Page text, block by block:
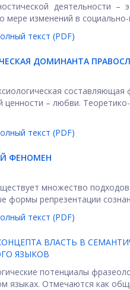
деятельности
изменений в социально-
текст (PDF)
ДОМИНАНТА
ценности – любви.
текст (PDF)
ФЕНОМЕН
множество
формы репрезентации
текст (PDF)
ВЛАСТЬ В
ЯЗЫКОВ
потенциалы
языках. Отмечаются как